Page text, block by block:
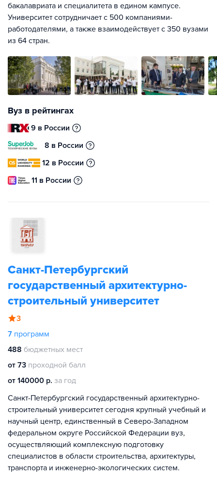
бакалавриата и специалитета в едином кампусе.
Университет сотрудничает с 500 компаниями-
работодателями, а также взаимодействует с 350 вузами
из 64 стран.
Вуз в рейтингах
9 в России
8 в России
12 в России
11 в России
Санкт-Петербургский
государственный архитектурно-
строительный университет
3
7 программ
488 бюджетных мест
от 73 проходной балл
от 140000 р. за год
Санкт-Петербургский государственный архитектурно-
строительный университет сегодня крупный учебный и
научный центр, единственный в Северо-Западном
федеральном округе Российской Федерации вуз,
осуществляющий комплексную подготовку
специалистов в области строительства, архитектуры,
транспорта и инженерно-экологических систем.